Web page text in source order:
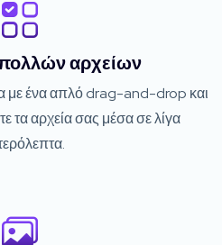
αρχείων
με ένα απλό drag-and-drop και
τα αρχεία σας μέσα σε λίγα